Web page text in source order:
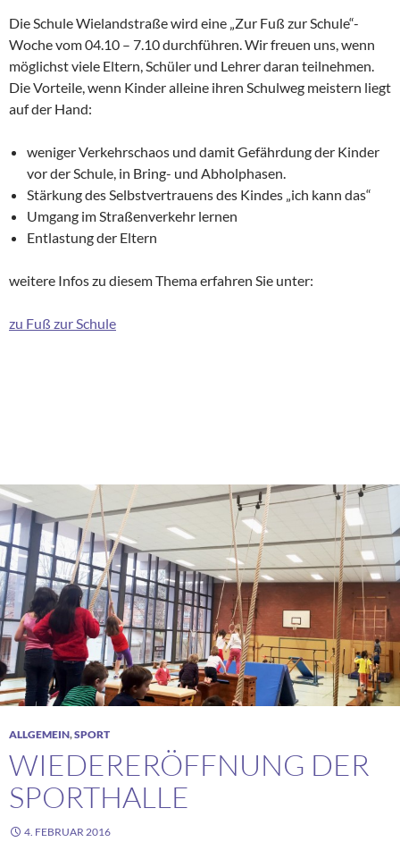
Die Schule Wielandstraße wird eine „Zur Fuß zur Schule“-
Woche vom 04.10 – 7.10 durchführen. Wir freuen uns, wenn
möglichst viele Eltern, Schüler und Lehrer daran teilnehmen.
Die Vorteile, wenn Kinder alleine ihren Schulweg meistern liegt
auf der Hand:
weniger Verkehrschaos und damit Gefährdung der Kinder
vor der Schule, in Bring- und Abholphasen.
Stärkung des Selbstvertrauens des Kindes „ich kann das“
Umgang im Straßenverkehr lernen
Entlastung der Eltern
weitere Infos zu diesem Thema erfahren Sie unter:
zu Fuß zur Schule
ALLGEMEIN,SPORT
WIEDERERÖFFNUNG DER
SPORTHALLE
4. FEBRUAR 2016